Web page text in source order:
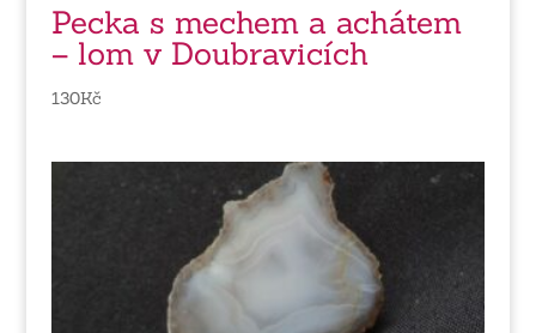
Pecka s mechem a achátem
– lom v Doubravicích
130Kč